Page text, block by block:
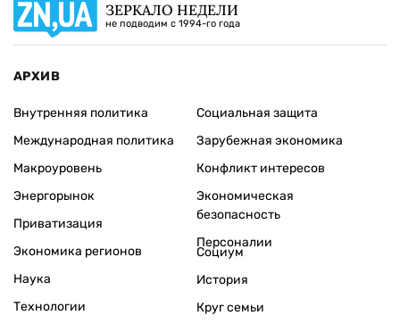
ЗЕРКАЛО НЕДЕЛИ
не подводим с 1994-го года
АРХИВ
Внутренняя политика
Международная политика
Макроуровень
Энергорынок
Приватизация
Экономика регионов
Социальная защита
Зарубежная экономика
Конфликт интересов
Экономическая
безопасность
Персоналии
Наука
Технологии
Социум
История
Круг семьи